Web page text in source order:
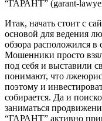
Итак, начать стоит с
основой для ведения
обзора расположился в
Мошенники просто
под себя и выставили
понимают, что
поэтому и
собирается. Да и
заниматься
“ГАРАНТ” активно